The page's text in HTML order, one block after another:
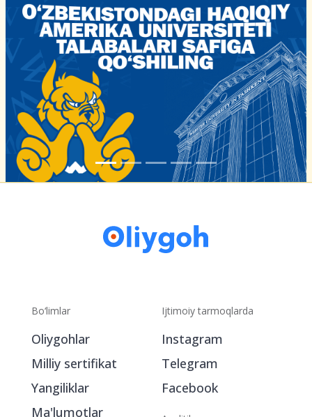
Bo‘limlar
Oliygohlar
Milliy sertifikat
Yangiliklar
Ma'lumotlar
Ijtimoiy tarmoqlarda
Instagram
Telegram
Facebook